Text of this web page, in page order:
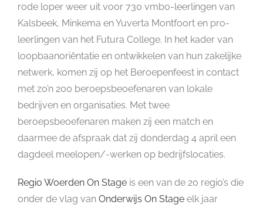
rode loper weer uit voor 730 vmbo-leerlingen van
Kalsbeek, Minkema en Yuverta Montfoort en pro-
leerlingen van het Futura College. In het kader van
loopbaanoriëntatie en ontwikkelen van hun zakelijke
netwerk, komen zij op het Beroepenfeest in contact
met zo’n 200 beroepsbeoefenaren van lokale
bedrijven en organisaties. Met twee
beroepsbeoefenaren maken zij een match en
daarmee de afspraak dat zij donderdag 4 april een
dagdeel meelopen/-werken op bedrijfslocaties.
Regio Woerden On Stage is een van de 20 regio’s die
onder de vlag van Onderwijs On Stage elk jaar